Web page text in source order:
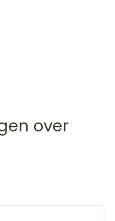
over